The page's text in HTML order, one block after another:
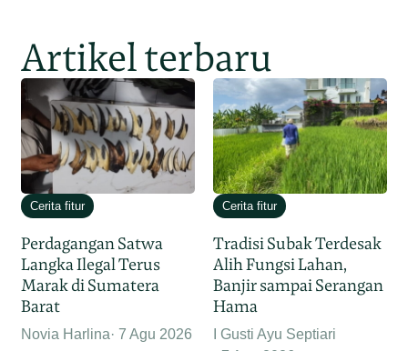
Artikel terbaru
Cerita fitur
Perdagangan Satwa
Langka Ilegal Terus
Marak di Sumatera
Barat
Novia Harlina 7 Agu 2026
Cerita fitur
Tradisi Subak Terdesak
Alih Fungsi Lahan,
Banjir sampai Serangan
Hama
I Gusti Ayu Septiari